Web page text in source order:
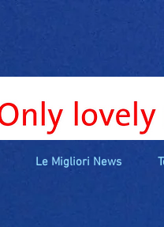
Le Migliori News